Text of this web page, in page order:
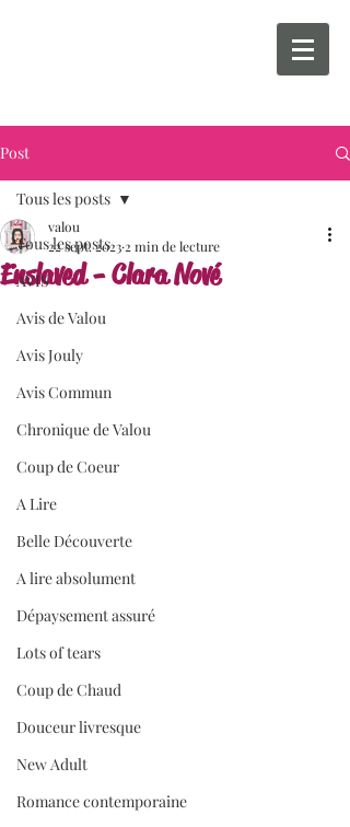
Post
Tous les posts
AVIS
Avis de Valou
Avis Jouly
Avis Commun
Chronique de Valou
Coup de Coeur
A Lire
Belle Découverte
A lire absolument
Dépaysement assuré
Lots of tears
Coup de Chaud
Douceur livresque
New Adult
Romance contemporaine
Tous les posts
Enslaved - Clara Nové
valou
22 sept. 2023 2 min de lecture